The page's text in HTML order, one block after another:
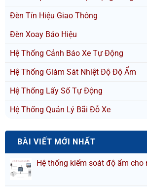
Đèn Tín Hiệu Giao Thông
Đèn Xoay Báo Hiệu
Hệ Thống Cảnh Báo Xe Tự Động
Hệ Thống Giám Sát Nhiệt Độ Độ Ẩm
Hệ Thống Lấy Số Tự Động
Hệ Thống Quản Lý Bãi Đỗ Xe
BÀI VIẾT MỚI NHẤT
Hệ thống kiểm soát độ ẩm cho